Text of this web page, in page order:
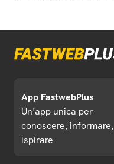
App FastwebPlus
Un'app unica per
conoscere, informare,
ispirare